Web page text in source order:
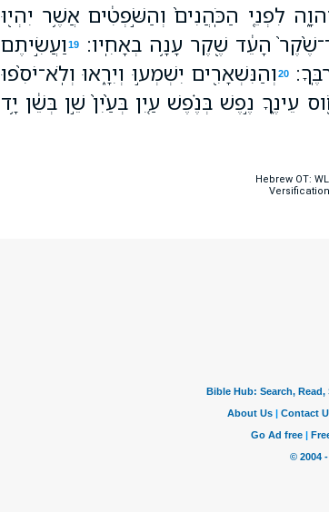
לִפְנֵ֤י הַכֹּֽהֲנִים֙ וְהַשֹּׁ֣פְטִ֔ים אֲשֶׁ֥ר יִהְי֖וּ
הָעֵ֔ד שֶׁ֖קֶר עָנָ֥ה בְאָחִֽיו׃ 19 וַעֲשִׂ֣יתֶם
20 וְהַנִּשְׁאָרִ֖ים יִשְׁמְע֣וּ וְיִרָ֑אוּ וְלֹֽא־יֹסִ֨פוּ
עֵינֶ֑ךָ נֶ֣פֶשׁ בְּנֶ֗פֶשׁ עַ֤יִן בְּעַ֙יִן֙ שֵׁ֣ן בְּשֵׁ֔ן יָ֥ד
Hebrew OT: